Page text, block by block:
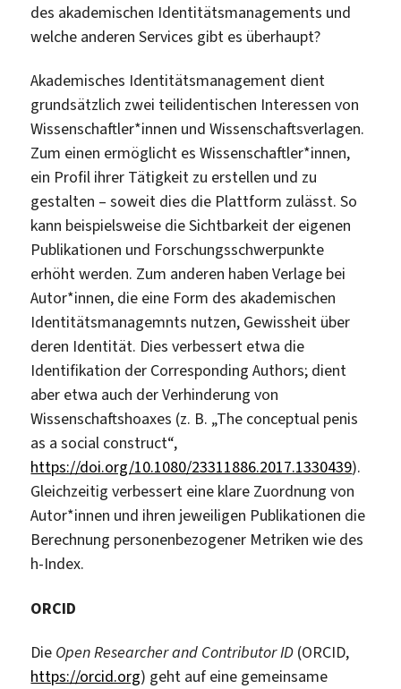
des akademischen Identitätsmanagements und
welche anderen Services gibt es überhaupt?
Akademisches Identitätsmanagement dient
grundsätzlich zwei teilidentischen Interessen von
Wissenschaftler*innen und Wissenschaftsverlagen.
Zum einen ermöglicht es Wissenschaftler*innen,
ein Profil ihrer Tätigkeit zu erstellen und zu
gestalten – soweit dies die Plattform zulässt. So
kann beispielsweise die Sichtbarkeit der eigenen
Publikationen und Forschungsschwerpunkte
erhöht werden. Zum anderen haben Verlage bei
Autor*innen, die eine Form des akademischen
Identitätsmanagemnts nutzen, Gewissheit über
deren Identität. Dies verbessert etwa die
Identifikation der Corresponding Authors; dient
aber etwa auch der Verhinderung von
Wissenschaftshoaxes (z. B. „The conceptual penis
as a social construct“,
https://doi.org/10.1080/23311886.2017.1330439).
Gleichzeitig verbessert eine klare Zuordnung von
Autor*innen und ihren jeweiligen Publikationen die
Berechnung personenbezogener Metriken wie des
h-Index.
ORCID
Die Open Researcher and Contributor ID (ORCID,
https://orcid.org) geht auf eine gemeinsame